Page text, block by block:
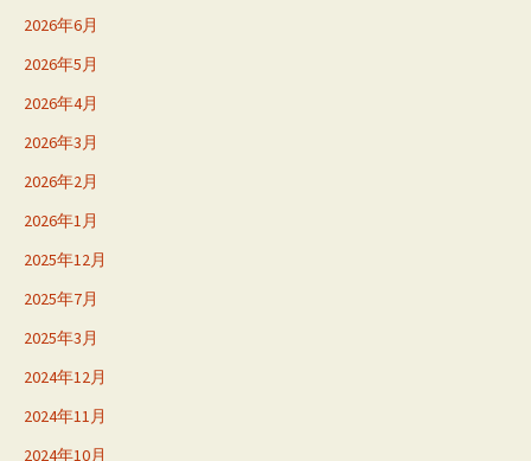
2026年6月
2026年5月
2026年4月
2026年3月
2026年2月
2026年1月
2025年12月
2025年7月
2025年3月
2024年12月
2024年11月
2024年10月